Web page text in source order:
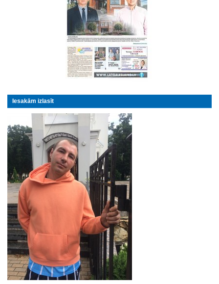
Iesakām izlasīt